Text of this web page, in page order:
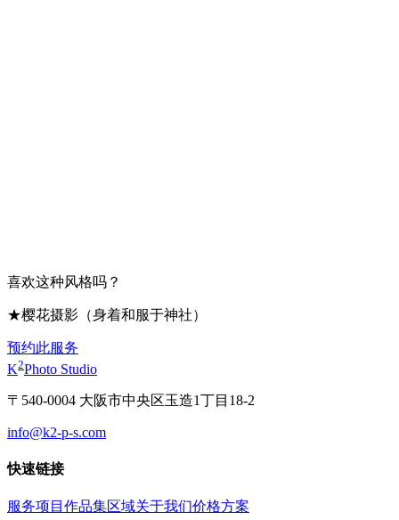
喜欢这种风格吗？
★樱花摄影（身着和服于神社）
预约此服务
K2Photo Studio
〒540-0004 大阪市中央区玉造1丁目18-2
info@k2-p-s.com
快速链接
服务项目 作品集区域关于我们价格方案